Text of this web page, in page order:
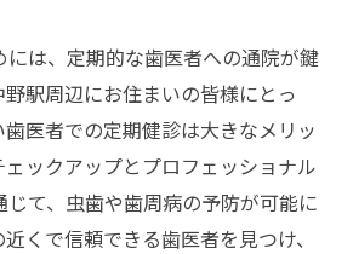
は、定期的な歯医者への通院が鍵
駅周辺にお住まいの皆様にとっ
医者での定期健診は大きなメリッ
ェックアップとプロフェッショナル
て、虫歯や歯周病の予防が可能に
くで信頼できる歯医者を見つけ、